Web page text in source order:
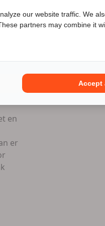
en
er
Motor2go prijs?
our website traffic. We
partners may combine it
Accept